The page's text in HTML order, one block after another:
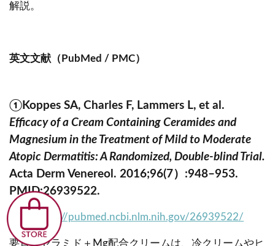
解説。
英文文献（PubMed / PMC）
①Koppes SA, Charles F, Lammers L, et al.
Efficacy of a Cream Containing Ceramides and
Magnesium in the Treatment of Mild to Moderate
Atopic Dermatitis: A Randomized, Double-blind Trial.
Acta Derm Venereol. 2016;96(7）:948–953.
PMID:26939522.
https://pubmed.ncbi.nlm.nih.gov/26939522/
要旨：セラミド＋Mg配合クリームは、冷クリームやヒ